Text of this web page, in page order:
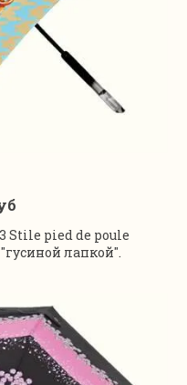
Stile pied de poule
лапкой".